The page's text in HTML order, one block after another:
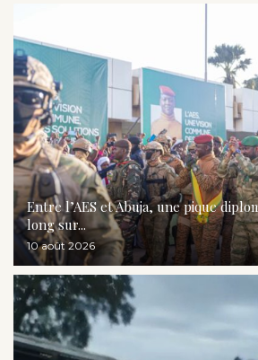
Entre l’AES et Abuja, une pique
long sur...
10 août 2026